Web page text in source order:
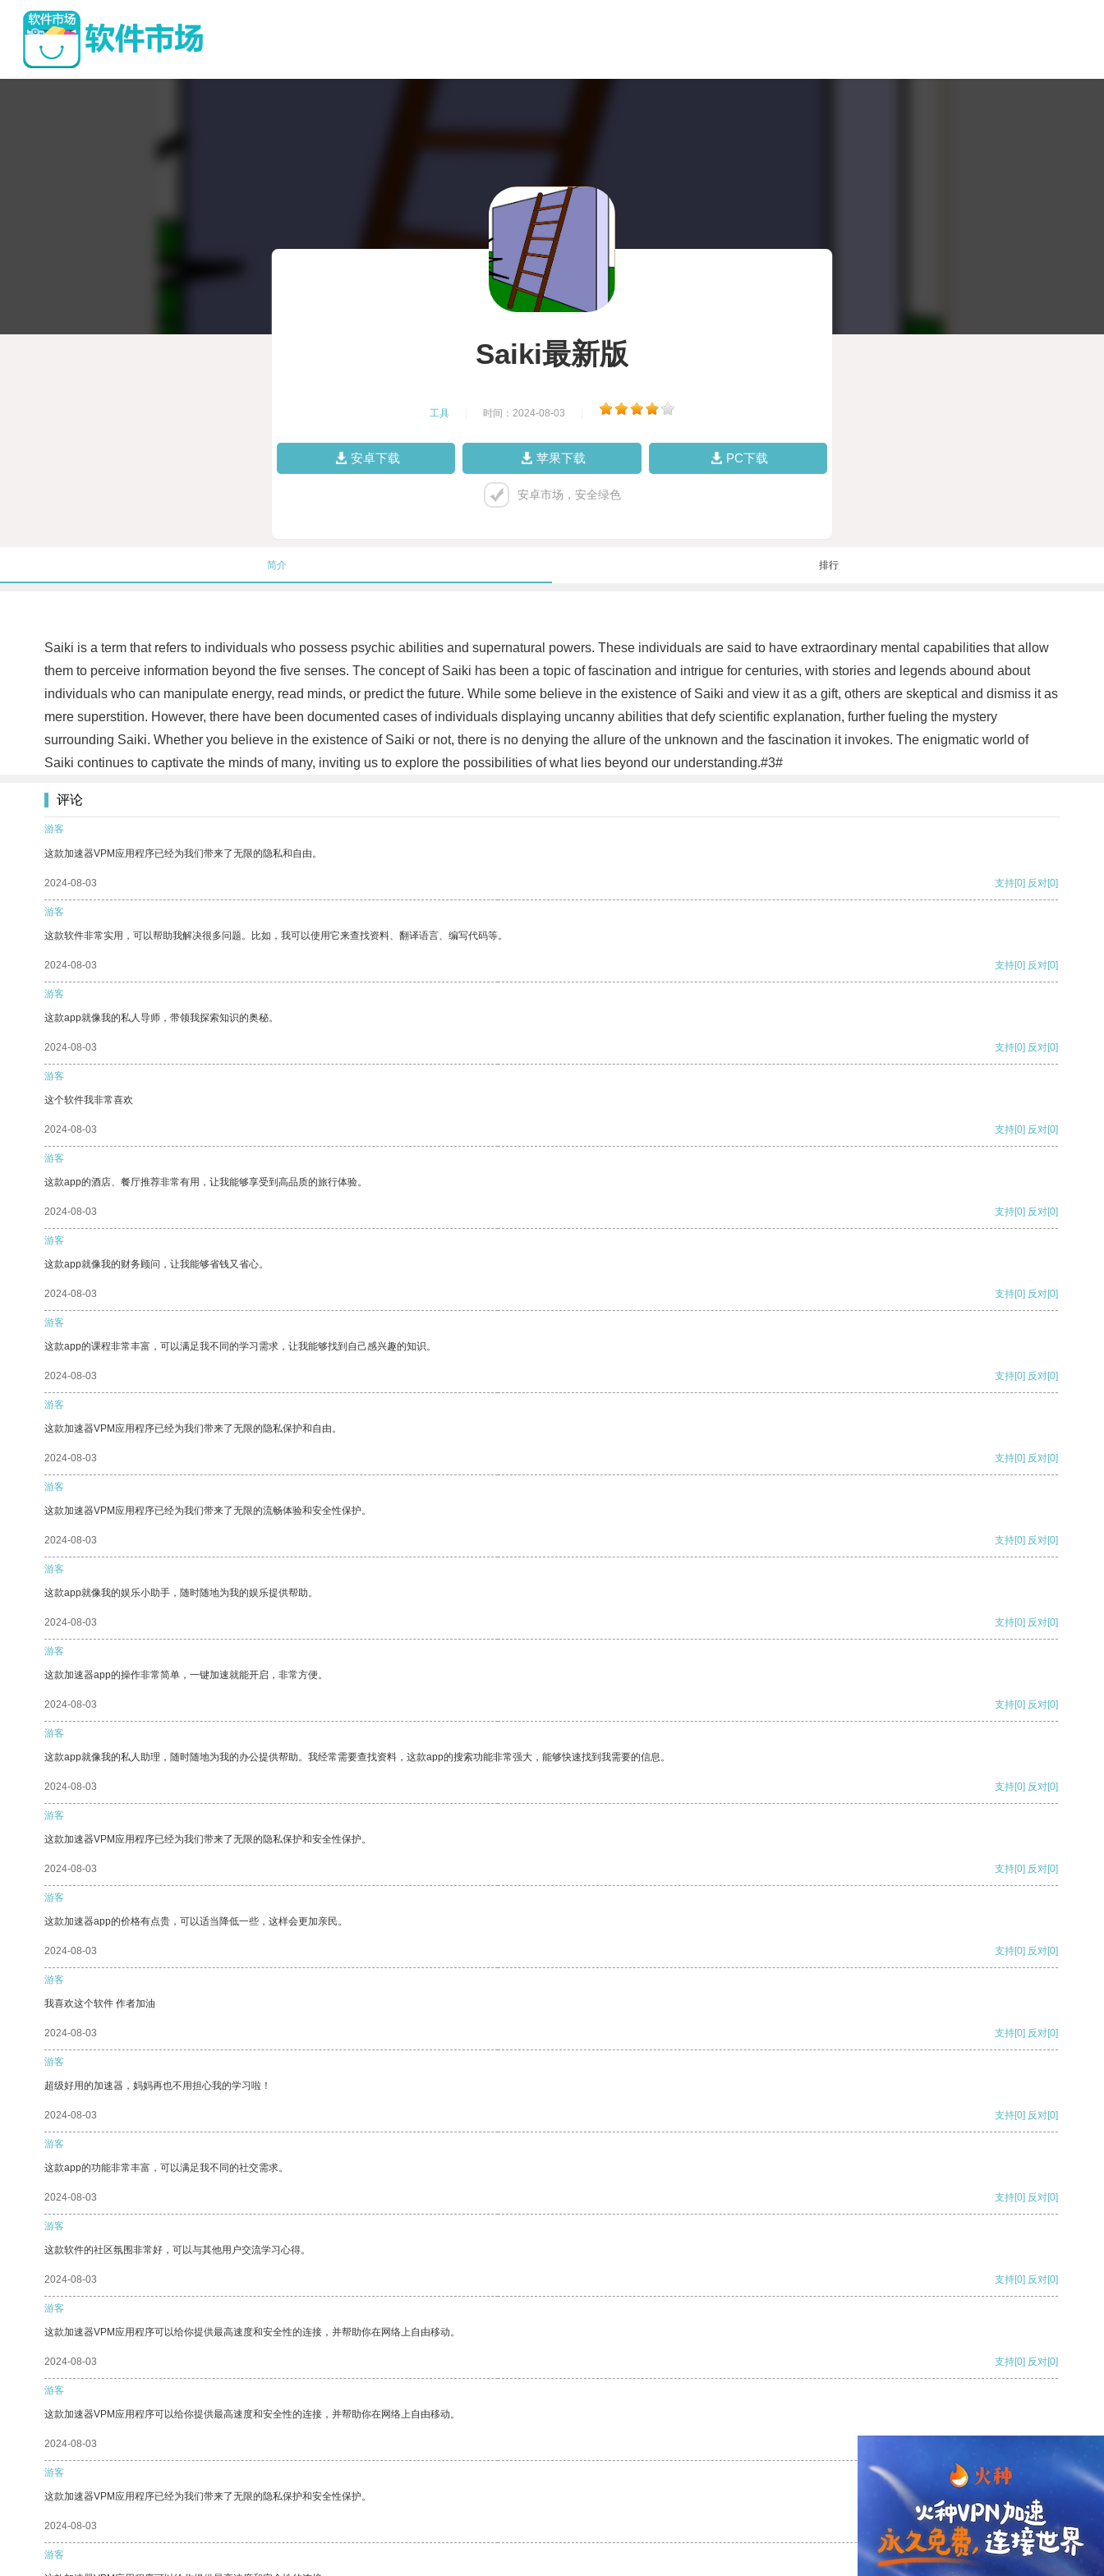
Saiki最新版
工具 时间：2024-08-03
安卓下载 苹果下载 PC下载
安卓市场，安全绿色
简介 排行
Saiki is a term that refers to individuals who possess psychic abilities and supernatural powers. These individuals are said to have extraordinary mental capabilities that allow
them to perceive information beyond the five senses. The concept of Saiki has been a topic of fascination and intrigue for centuries, with stories and legends abound about
individuals who can manipulate energy, read minds, or predict the future. While some believe in the existence of Saiki and view it as a gift, others are skeptical and dismiss it as
mere superstition. However, there have been documented cases of individuals displaying uncanny abilities that defy scientific explanation, further fueling the mystery
surrounding Saiki. Whether you believe in the existence of Saiki or not, there is no denying the allure of the unknown and the fascination it invokes. The enigmatic world of
Saiki continues to captivate the minds of many, inviting us to explore the possibilities of what lies beyond our understanding.#3#
评论
游客
这款加速器VPM应用程序已经为我们带来了无限的隐私和自由。
2024-08-03 支持[0] 反对[0]
游客
这款软件非常实用，可以帮助我解决很多问题。比如，我可以使用它来查找资料、翻译语言、编写代码等。
2024-08-03 支持[0] 反对[0]
游客
这款app就像我的私人导师，带领我探索知识的奥秘。
2024-08-03 支持[0] 反对[0]
游客
这个软件我非常喜欢
2024-08-03 支持[0] 反对[0]
游客
这款app的酒店、餐厅推荐非常有用，让我能够享受到高品质的旅行体验。
2024-08-03 支持[0] 反对[0]
游客
这款app就像我的财务顾问，让我能够省钱又省心。
2024-08-03 支持[0] 反对[0]
游客
这款app的课程非常丰富，可以满足我不同的学习需求，让我能够找到自己感兴趣的知识。
2024-08-03 支持[0] 反对[0]
游客
这款加速器VPM应用程序已经为我们带来了无限的隐私保护和自由。
2024-08-03 支持[0] 反对[0]
游客
这款加速器VPM应用程序已经为我们带来了无限的流畅体验和安全性保护。
2024-08-03 支持[0] 反对[0]
游客
这款app就像我的娱乐小助手，随时随地为我的娱乐提供帮助。
2024-08-03 支持[0] 反对[0]
游客
这款加速器app的操作非常简单，一键加速就能开启，非常方便。
2024-08-03 支持[0] 反对[0]
游客
这款app就像我的私人助理，随时随地为我的办公提供帮助。我经常需要查找资料，这款app的搜索功能非常强大，能够快速找到我需要的信息。
2024-08-03 支持[0] 反对[0]
游客
这款加速器VPM应用程序已经为我们带来了无限的隐私保护和安全性保护。
2024-08-03 支持[0] 反对[0]
游客
这款加速器app的价格有点贵，可以适当降低一些，这样会更加亲民。
2024-08-03 支持[0] 反对[0]
游客
我喜欢这个软件 作者加油
2024-08-03 支持[0] 反对[0]
游客
超级好用的加速器，妈妈再也不用担心我的学习啦！
2024-08-03 支持[0] 反对[0]
游客
这款app的功能非常丰富，可以满足我不同的社交需求。
2024-08-03 支持[0] 反对[0]
游客
这款软件的社区氛围非常好，可以与其他用户交流学习心得。
2024-08-03 支持[0] 反对[0]
游客
这款加速器VPM应用程序可以给你提供最高速度和安全性的连接，并帮助你在网络上自由移动。
2024-08-03 支持[0] 反对[0]
游客
这款加速器VPM应用程序可以给你提供最高速度和安全性的连接，并帮助你在网络上自由移动。
2024-08-03
游客
这款加速器VPM应用程序已经为我们带来了无限的隐私保护和安全性保护。
2024-08-03 支持 [0] 反对 [0]
游客